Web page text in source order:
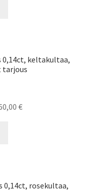
keltakultaa,
tarjous
€Nykyinen
rosekultaa,